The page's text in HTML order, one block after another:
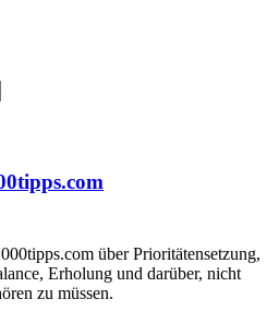
über Prioritätensetzung,
Erholung und darüber, nicht
zu müssen.